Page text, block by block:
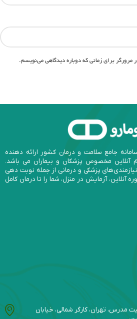
برای زمانی که دوباره دیدگاهی می‌نویسم.
جامع سلامت و درمان کشور ارائه دهنده
آنلاین مخصوص پزشکان و بیماران می باشد.
پزشکی و درمانی از جمله نوبت دهی
آزمایش در منزل، شما را تا درمان کامل
مدرس، تهران، کارگر شمالی، خیابان